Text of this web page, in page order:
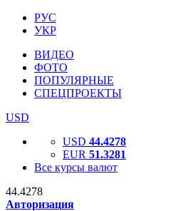
РУС
УКР
ВИДЕО
ФОТО
ПОПУЛЯРНЫЕ
СПЕЦПРОЕКТЫ
USD
USD 44.4278
EUR 51.3281
Все курсы валют
44.4278
Авторизация